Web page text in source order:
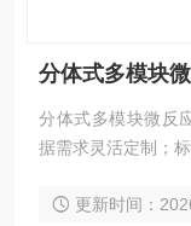
分体式多模块
分体式多模块微反
据需求灵活定制；
更新时间：